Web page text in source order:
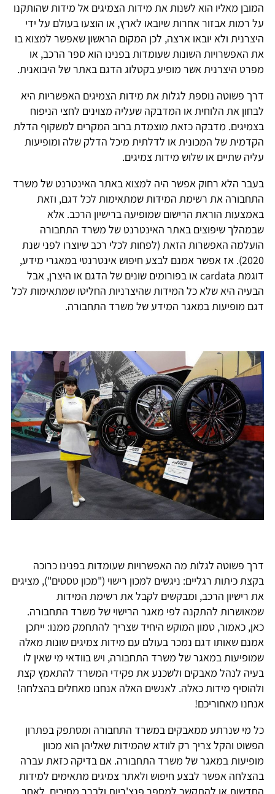
המובן מאליו הוא לשנות את מידות הצמיגים אל מידות שהותקנו
על רמות אבזור אחרות שיובאו לארץ, או הוצעו בעולם על ידי
היצרנית ולא יובאו ארצה, לכן המקום הראשון שאפשר למצוא בו
את האפשרויות השונות שעומדות בפנינו הוא ספר הרכב, או
מפרט היצרנית אשר מופיע בקטלוג הדגם באתר של היבואנית.
דרך פשוטה נוספת לגלות את מידות הצמיגים האפשריות היא
לבחון את הלוחית או המדבקה שעליה מצוינים לחצי הניפוח
בצמיגים. מדבקה כזאת מוצמדת ברוב המקרים למשקוף הדלת
הקדמית של המכונית או לדלתית מיכל הדלק שלה ומופיעות
עליה שתיים או שלוש מידות צמיגים.
בעבר הלא רחוק אפשר היה למצוא באתר האינטרנט של משרד
התחבורה את רשימת המידות שמתאימות לכל דגם, וזאת
באמצעות הוראת הרישום שמופיעה ברישיון הרכב. אלא
שבמהלך שיפוצים באתר האינטרנט של משרד התחבורה
הועלמה האפשרות הזאת (לפחות לכלי רכב שיוצרו לפני שנת
2020). אז אפשר אמנם לבצע חיפוש אינטרנטי במאגרי מידע,
דוגמת cardata או בפורומים שונים של הדגם או היצרן, אבל
הבעיה היא שלא כל המידות שהיצרניות החליטו שמתאימות לכל
דגם מופיעות במאגר המידע של משרד התחבורה.
דרך פשוטה לגלות מה האפשרויות שעומדות בפנינו כרוכה
בקצת כיתות רגליים: ניגשים למכון רישוי ("מכון טסטים"), מציגים
את רישיון הרכב, ומבקשים לקבל את רשימת המידות
שמאושרות להתקנה לפי מאגר הרישוי של משרד התחבורה.
כאן, כאמור, טמון המוקש היחיד שצריך להתחמק ממנו: ייתכן
אמנם שאותו דגם נמכר בעולם עם מידות צמיגים שונות מאלה
שמופיעות במאגר של משרד התחבורה, ויש בוודאי מי שאין לו
בעיה לנהל מאבקים ולשכנע את פקידי המשרד להתאמץ קצת
ולהוסיף מידות כאלה. לאנשים האלה אנחנו מאחלים בהצלחה!
אנחנו מאחוריכם!
כל מי שנרתע ממאבקים במשרד התחבורה ומסתפק בפתרון
הפשוט והקל צריך רק לוודא שהמידות שאליהן הוא מכוון
מופיעות במאגר של משרד התחבורה. אם בדיקה כזאת עברה
בהצלחה אפשר לבצע חיפוש ולאתר צמיגים מתאימים למידות